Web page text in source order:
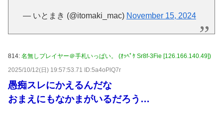
— いとまき (@itomaki_mac) November 15, 2024
814: 名無しプレイヤー＠手札いっぱい。 (ｵｯﾍﾟｹ Sr8f-3Fie [126.166.140.49])
2025/10/12(日) 19:57:53.71 ID:5a4oPlQ7r
愚痴スレにかえるんだな
おまえにもなかまがいるだろう…